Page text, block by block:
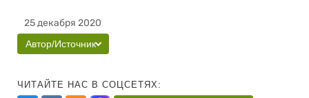
25 декабря 2020
Автор/Источник
ЧИТАЙТЕ НАС В СОЦСЕТЯХ: